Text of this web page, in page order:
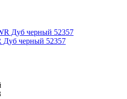
Дуб черный 52357